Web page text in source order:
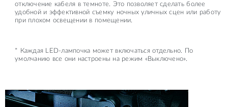
отключение кабеля в темноте. Это позволяет сделать более
удобной и эффективной съемку ночных уличных сцен или работу
при плохом освещении в помещении.
* Каждая LED-лампочка может включаться отдельно. По
умолчанию все они настроены на режим «Выключено».